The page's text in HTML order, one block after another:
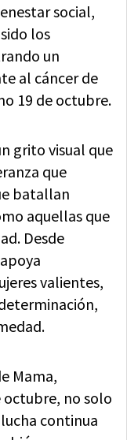
social,
los
un
al cáncer de
19 de octubre.
grito visual que
que
batallan
aquellas que
Desde
valientes,
Mama,
octubre, no solo
continua